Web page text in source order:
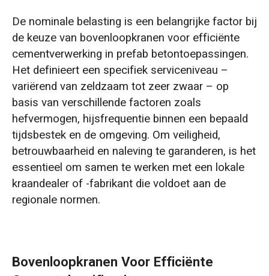
De nominale belasting is een belangrijke factor bij
de keuze van bovenloopkranen voor efficiënte
cementverwerking in prefab betontoepassingen.
Het definieert een specifiek serviceniveau –
variërend van zeldzaam tot zeer zwaar – op
basis van verschillende factoren zoals
hefvermogen, hijsfrequentie binnen een bepaald
tijdsbestek en de omgeving. Om veiligheid,
betrouwbaarheid en naleving te garanderen, is het
essentieel om samen te werken met een lokale
kraandealer of -fabrikant die voldoet aan de
regionale normen.
Bovenloopkranen Voor Efficiënte